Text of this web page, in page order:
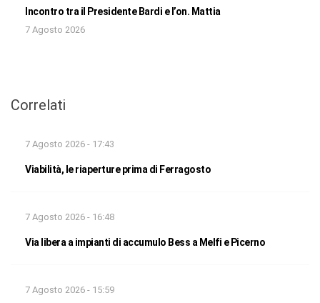
Incontro tra il Presidente Bardi e l’on. Mattia
7 Agosto 2026
Correlati
7 Agosto 2026 - 17:43
Viabilità, le riaperture prima di Ferragosto
7 Agosto 2026 - 16:48
Via libera a impianti di accumulo Bess a Melfi e Picerno
7 Agosto 2026 - 15:59